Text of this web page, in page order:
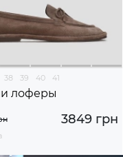
38 39 40 41
лоферы
3849 грн